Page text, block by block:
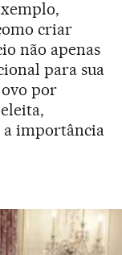
criar
não apenas
para sua
por
a importância